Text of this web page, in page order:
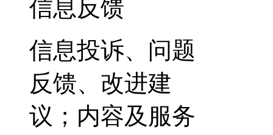
信息反馈
信息投诉、问题
反馈、改进建
议；内容及服务